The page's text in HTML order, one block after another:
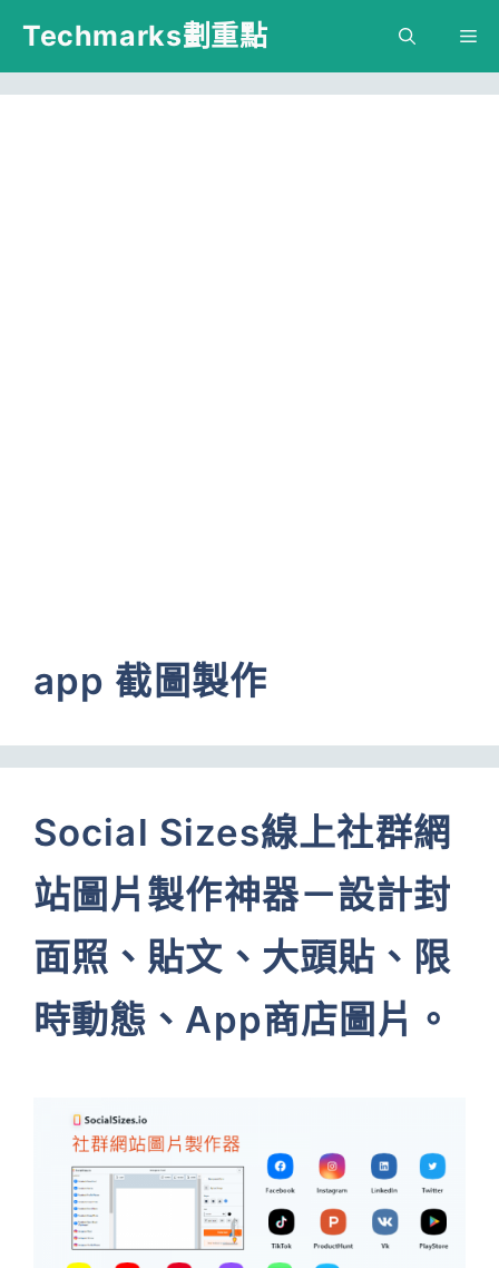
跳
主
Techmarks劃重點
app 截圖製作
Social Sizes線上社群網
站圖片製作神器－設計封
面照、貼文、大頭貼、限
時動態、App商店圖片。